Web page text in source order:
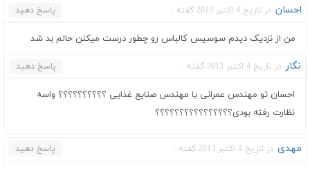
احسان در تاریخ 4 اکتبر 2013 گفته : پاسخ دهید
من از نزدیک دیدم سوسیس کالباس رو چطور درست میکنن حالم بد شد
نگار در تاریخ 4 اکتبر 2013 گفته : پاسخ دهید
احسان تو مهندس عمرانی یا مهندس صنایع غذایی ؟؟؟؟؟؟؟؟؟؟ واسه
نظارت رفته بودی؟؟؟؟؟؟؟؟؟؟؟؟؟؟؟؟
مهدی در تاریخ 4 اکتبر 2013 گفته : پاسخ دهید